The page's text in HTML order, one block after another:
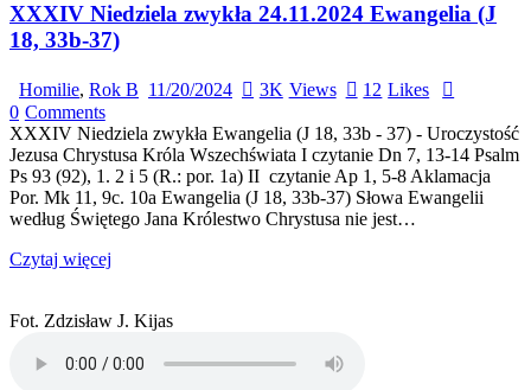
XXXIV Niedziela zwykła 24.11.2024 Ewangelia (J
18, 33b-37)
Homilie, Rok B 11/20/2024 3K Views 12 Likes
0 Comments
XXXIV Niedziela zwykła Ewangelia (J 18, 33b - 37) - Uroczystość
Jezusa Chrystusa Króla Wszechświata I czytanie Dn 7, 13-14 Psalm
Ps 93 (92), 1. 2 i 5 (R.: por. 1a) II czytanie Ap 1, 5-8 Aklamacja
Por. Mk 11, 9c. 10a Ewangelia (J 18, 33b-37) Słowa Ewangelii
według Świętego Jana Królestwo Chrystusa nie jest…
Czytaj więcej
Fot. Zdzisław J. Kijas